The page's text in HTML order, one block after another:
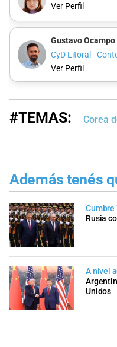
Ver Perfil
Gustavo Ocampo
CyD Litoral -
Ver Perfil
#TEMAS: Corea
Además tenés
Rusia
A nivel
Unidos